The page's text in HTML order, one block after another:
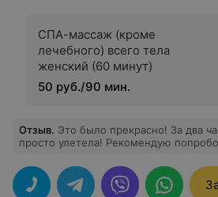
СПА-массаж (кроме
лечебного) всего тела
женский (60 минут)
50 руб./90 мин.
Отзыв. Это было прекрасно! За два
просто улетела! Рекомендую